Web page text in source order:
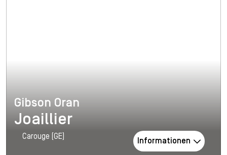
Gibson Oran
Gibson Oran
Joaillier
Carouge (GE)
Informationen